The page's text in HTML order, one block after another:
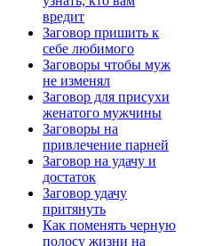
вредит
Заговор пришить к
себе любимого
Заговоры чтобы муж
не изменял
Заговор для присухи
женатого мужчины
Заговоры на
привлечение парней
Заговор на удачу и
достаток
Заговор удачу
притянуть
Как поменять черную
полосу жизни на